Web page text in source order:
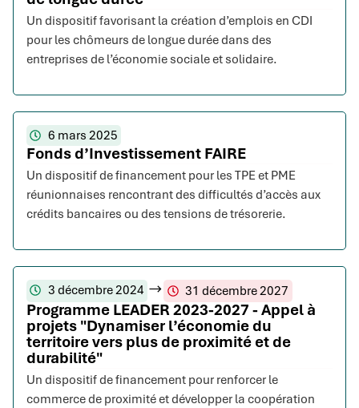
Un dispositif favorisant la création d’emplois en CDI
pour les chômeurs de longue durée dans des
entreprises de l’économie sociale et solidaire.
6 mars 2025
Fonds d’Investissement FAIRE
Un dispositif de financement pour les TPE et PME
réunionnaises rencontrant des difficultés d’accès aux
crédits bancaires ou des tensions de trésorerie.
3 décembre 2024 31 décembre 2027
Programme LEADER 2023-2027 - Appel à
projets "Dynamiser l’économie du
territoire vers plus de proximité et de
durabilité"
Un dispositif de financement pour renforcer le
commerce de proximité et développer la coopération